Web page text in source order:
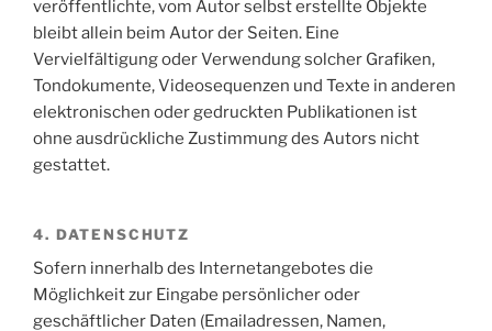
veröffentlichte, vom Autor selbst erstellte Objekte
bleibt allein beim Autor der Seiten. Eine
Vervielfältigung oder Verwendung solcher Grafiken,
Tondokumente, Videosequenzen und Texte in anderen
elektronischen oder gedruckten Publikationen ist
ohne ausdrückliche Zustimmung des Autors nicht
gestattet.
4. DATENSCHUTZ
Sofern innerhalb des Internetangebotes die
Möglichkeit zur Eingabe persönlicher oder
geschäftlicher Daten (Emailadressen, Namen,